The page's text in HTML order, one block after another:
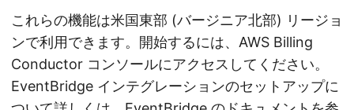
これらの機能は米国東部 (バージニア北部) リージョ
ンで利用できます。開始するには、AWS Billing
Conductor コンソールにアクセスしてください。
EventBridge インテグレーションのセットアップに